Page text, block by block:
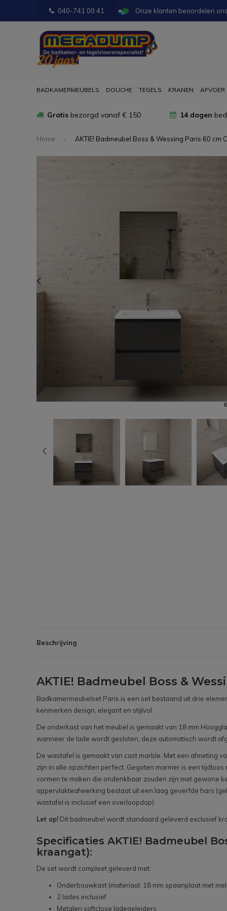
040-741 00 41 Onze klanten beoordelen
BADKAMERMEUBELS DOUCHE TEGELS KRANEN AFVOER
Gratis bezorgd vanaf € 150 14 dagen
Home AKTIE! Badmeubel Boss & Wessing Paris 60
Beschrijving
AKTIE! Badmeubel Boss &
Badkamermeubelset Paris is een set bestaand uit drie
kenmerken design, elegant en stijlvol.
De onderkast van het meubel is gemaakt van 18 mm
wanneer de lade wordt gesloten, deze automatisch wordt
De wastafel is gemaakt van cast marble. Met een afmeting
zijn in alle opzichten perfect. Gegoten marmer is een
vormen te maken die ondenkbaar zouden zijn met gewone
oppervlakteafwerking bestaat uit een laag geverfde hars
wastafel is inclusief een overloopdop).
Let op! Dit badmeubel wordt standaard geleverd exclusief
Specificaties AKTIE! Badmeubel
kraangat):
De set wordt compleet geleverd met:
Onderbouwkast (materiaal: 18 mm spaanplaat met
2 lades inclusief
Metalen softclose ladegeleiders